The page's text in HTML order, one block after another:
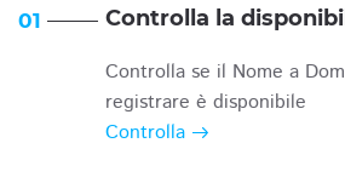
01 Controlla la
Controlla se il Nome a
registrare è disponibile
Controlla